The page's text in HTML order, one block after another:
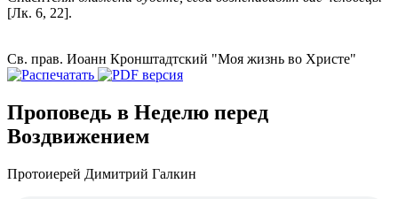
[Лк. 6, 22].
Св. прав. Иоанн Кронштадтский "Моя жизнь во Христе"
Проповедь в Неделю перед
Воздвижением
Протоиерей Димитрий Галкин